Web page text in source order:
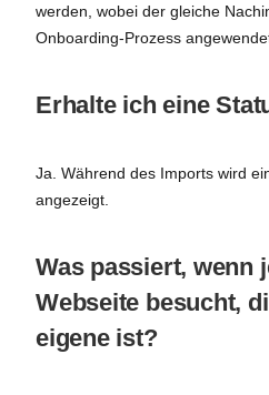
werden, wobei der gleiche
Onboarding-Prozess
Erhalte ich eine
Ja. Während des Imports wird
angezeigt.
Was passiert, wenn
Webseite besucht,
eigene ist?